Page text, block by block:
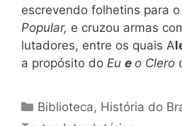
escrevendo folhetins para o
Popular, e cruzou armas
lutadores, entre os quais A
a propósito do Eu e o Clero
Categorias
Biblioteca, História do